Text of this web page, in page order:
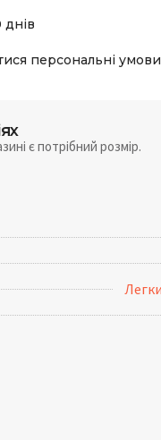
персональні умови
є потрібний розмір.